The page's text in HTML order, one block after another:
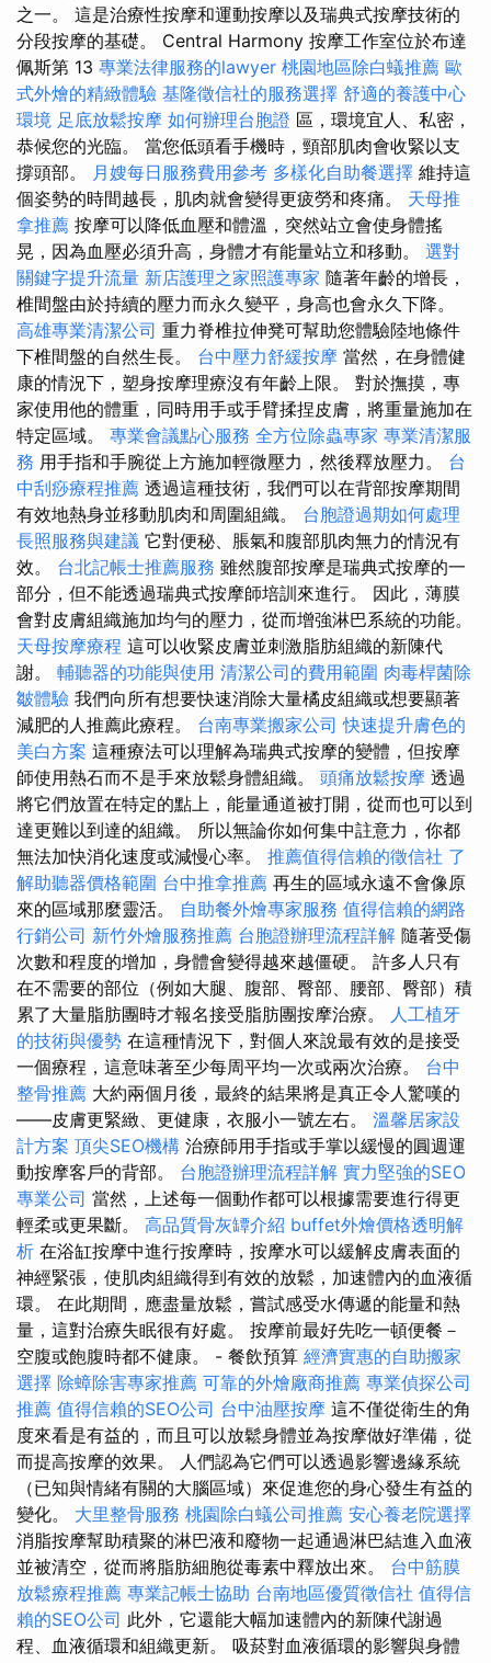
之一。 這是治療性按摩和運動按摩以及瑞典式按摩技術的
分段按摩的基礎。 Central Harmony 按摩工作室位於布達
佩斯第 13 專業法律服務的lawyer 桃園地區除白蟻推薦 歐
式外燴的精緻體驗 基隆徵信社的服務選擇 舒適的養護中心
環境 足底放鬆按摩 如何辦理台胞證 區，環境宜人、私密，
恭候您的光臨。 當您低頭看手機時，頸部肌肉會收緊以支
撐頭部。 月嫂每日服務費用參考 多樣化自助餐選擇 維持這
個姿勢的時間越長，肌肉就會變得更疲勞和疼痛。 天母推
拿推薦 按摩可以降低血壓和體溫，突然站立會使身體搖
晃，因為血壓必須升高，身體才有能量站立和移動。 選對
關鍵字提升流量 新店護理之家照護專家 隨著年齡的增長，
椎間盤由於持續的壓力而永久變平，身高也會永久下降。
高雄專業清潔公司 重力脊椎拉伸凳可幫助您體驗陸地條件
下椎間盤的自然生長。 台中壓力舒緩按摩 當然，在身體健
康的情況下，塑身按摩理療沒有年齡上限。 對於撫摸，專
家使用他的體重，同時用手或手臂揉捏皮膚，將重量施加在
特定區域。 專業會議點心服務 全方位除蟲專家 專業清潔服
務 用手指和手腕從上方施加輕微壓力，然後釋放壓力。 台
中刮痧療程推薦 透過這種技術，我們可以在背部按摩期間
有效地熱身並移動肌肉和周圍組織。 台胞證過期如何處理
長照服務與建議 它對便秘、脹氣和腹部肌肉無力的情況有
效。 台北記帳士推薦服務 雖然腹部按摩是瑞典式按摩的一
部分，但不能透過瑞典式按摩師培訓來進行。 因此，薄膜
會對皮膚組織施加均勻的壓力，從而增強淋巴系統的功能。
天母按摩療程 這可以收緊皮膚並刺激脂肪組織的新陳代
謝。 輔聽器的功能與使用 清潔公司的費用範圍 肉毒桿菌除
皺體驗 我們向所有想要快速消除大量橘皮組織或想要顯著
減肥的人推薦此療程。 台南專業搬家公司 快速提升膚色的
美白方案 這種療法可以理解為瑞典式按摩的變體，但按摩
師使用熱石而不是手來放鬆身體組織。 頭痛放鬆按摩 透過
將它們放置在特定的點上，能量通道被打開，從而也可以到
達更難以到達的組織。 所以無論你如何集中註意力，你都
無法加快消化速度或減慢心率。 推薦值得信賴的徵信社 了
解助聽器價格範圍 台中推拿推薦 再生的區域永遠不會像原
來的區域那麼靈活。 自助餐外燴專家服務 值得信賴的網路
行銷公司 新竹外燴服務推薦 台胞證辦理流程詳解 隨著受傷
次數和程度的增加，身體會變得越來越僵硬。 許多人只有
在不需要的部位（例如大腿、腹部、臀部、腰部、臀部）積
累了大量脂肪團時才報名接受脂肪團按摩治療。 人工植牙
的技術與優勢 在這種情況下，對個人來說最有效的是接受
一個療程，這意味著至少每周平均一次或兩次治療。 台中
整骨推薦 大約兩個月後，最終的結果將是真正令人驚嘆的
——皮膚更緊緻、更健康，衣服小一號左右。 溫馨居家設
計方案 頂尖SEO機構 治療師用手指或手掌以緩慢的圓週運
動按摩客戶的背部。 台胞證辦理流程詳解 實力堅強的SEO
專業公司 當然，上述每一個動作都可以根據需要進行得更
輕柔或更果斷。 高品質骨灰罈介紹 buffet外燴價格透明解
析 在浴缸按摩中進行按摩時，按摩水可以緩解皮膚表面的
神經緊張，使肌肉組織得到有效的放鬆，加速體內的血液循
環。 在此期間，應盡量放鬆，嘗試感受水傳遞的能量和熱
量，這對治療失眠很有好處。 按摩前最好先吃一頓便餐－
空腹或飽腹時都不健康。 - 餐飲預算 經濟實惠的自助搬家
選擇 除蟑除害專家推薦 可靠的外燴廠商推薦 專業偵探公司
推薦 值得信賴的SEO公司 台中油壓按摩 這不僅從衛生的角
度來看是有益的，而且可以放鬆身體並為按摩做好準備，從
而提高按摩的效果。 人們認為它們可以透過影響邊緣系統
（已知與情緒有關的大腦區域）來促進您的身心發生有益的
變化。 大里整骨服務 桃園除白蟻公司推薦 安心養老院選擇
消脂按摩幫助積聚的淋巴液和廢物一起通過淋巴結進入血液
並被清空，從而將脂肪細胞從毒素中釋放出來。 台中筋膜
放鬆療程推薦 專業記帳士協助 台南地區優質徵信社 值得信
賴的SEO公司 此外，它還能大幅加速體內的新陳代謝過
程、血液循環和組織更新。 吸菸對血液循環的影響與身體